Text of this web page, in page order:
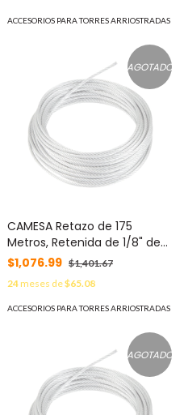
ACCESORIOS PARA TORRES ARRIOSTRADAS
AGOTADO
CAMESA Retazo de 175
Metros, Retenida de 1/8" de
Alta Resistencia, Galvanizado
clase A. MOD: S-RET-
318CAM*175MTS
$1,076.99 $1,401.67
24meses de$65.08
ACCESORIOS PARA TORRES ARRIOSTRADAS
AGOTADO